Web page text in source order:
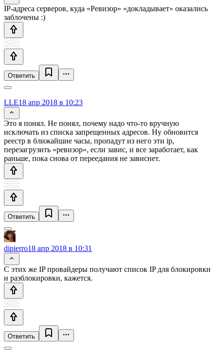
IP-адреса серверов, куда «Ревизор» «докладывает» оказались
заблочены :)
Ответить
LLE18 апр 2018 в 10:23
Это я понял. Не понял, почему надо что-то вручную
исключать из списка запрещенных адресов. Ну обновится
реестр в ближайшие часы, пропадут из него эти ip,
перезагрузить «ревизор», если завис, и все заработает, как
раньше, пока снова от переедания не зависнет.
Ответить
dipierro18 апр 2018 в 10:31
С этих же IP провайдеры получают список IP для блокировки
и разблокировки, кажется.
Ответить